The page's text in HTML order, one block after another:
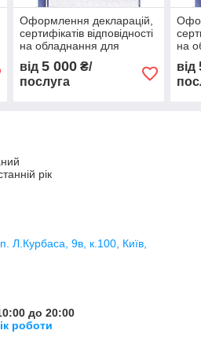
Оформлення декларацій,
сертифікатів відповідності
на обладнання для
харчового виробництва
від 5 000₴/
послуга
на
від
рік
Л.Курбаса, 9в, к.100, Київ,
до 20:00
роботи